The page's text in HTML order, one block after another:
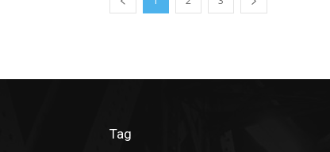
Tag